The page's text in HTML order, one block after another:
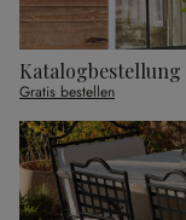
Katalogbestellung
Gratis bestellen